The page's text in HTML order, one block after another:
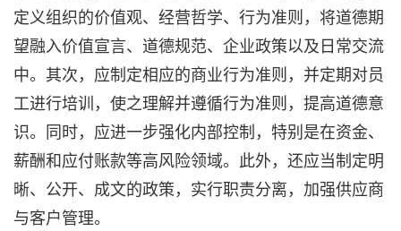
定义组织的价值观、经营哲学、行为准则，将道德期
望融入价值宣言、道德规范、企业政策以及日常交流
中。其次，应制定相应的商业行为准则，并定期对员
工进行培训，使之理解并遵循行为准则，提高道德意
识。同时，应进一步强化内部控制，特别是在资金、
薪酬和应付账款等高风险领域。此外，还应当制定明
晰、公开、成文的政策，实行职责分离，加强供应商
与客户管理。